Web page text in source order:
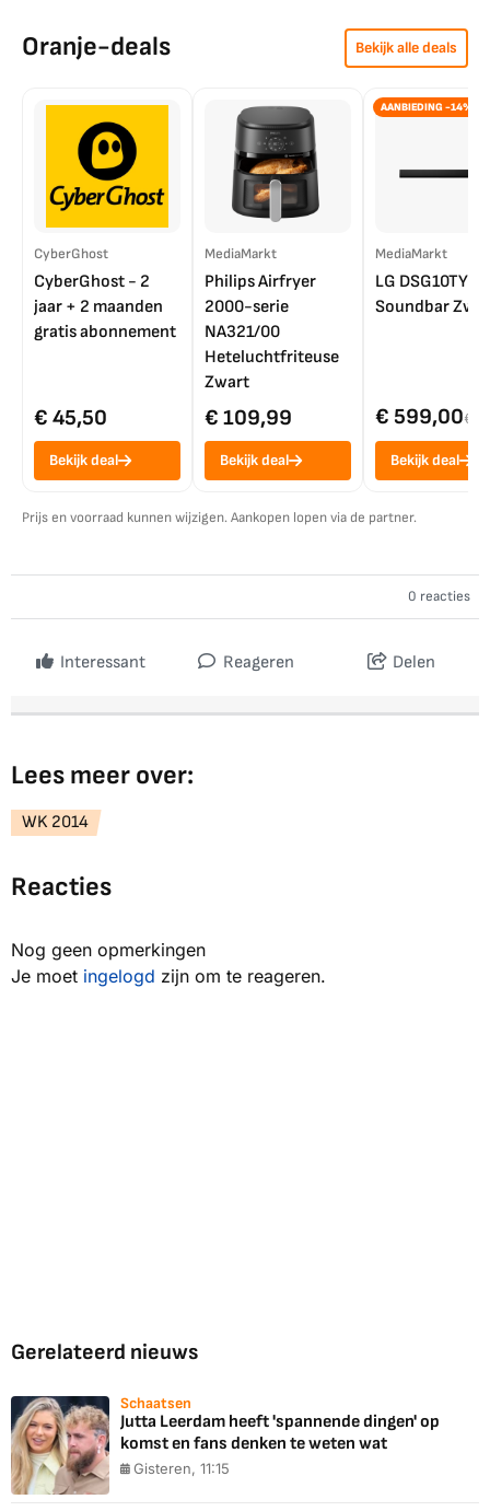
Oranje-deals Bekijk alle deals
CyberGhost
CyberGhost - 2
jaar + 2 maanden
gratis abonnement
€ 45,50
Bekijk deal
MediaMarkt
Philips Airfryer
2000-serie
NA321/00
Heteluchtfriteuse
Zwart
€ 109,99
Bekijk deal
AANBIEDING -14%
MediaMarkt
LG DSG10TY
Soundbar
€ 599,00€
Bekijk deal
Prijs en voorraad kunnen wijzigen. Aankopen lopen via de partner.
0 reacties
Interessant Reageren Delen
Lees meer over:
WK 2014
Reacties
Nog geen opmerkingen
Je moet ingelogd zijn om te reageren.
Gerelateerd nieuws
Schaatsen
Jutta Leerdam heeft 'spannende dingen' op
komst en fans denken te weten wat
Gisteren, 11:15